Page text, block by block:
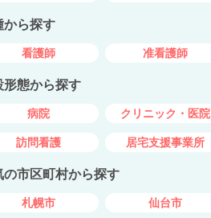
から探す
看護師 准看護師
形態から探す
病院 クリニック・医院
訪問看護 居宅支援事業所
の市区町村から探す
札幌市 仙台市